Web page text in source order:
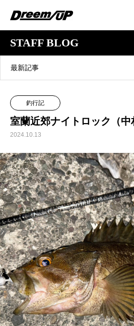
STAFF BLOG
最新記事
釣行記
室蘭近郊ナイトロック（中
2024.10.13